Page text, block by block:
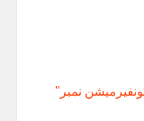
نمبر"